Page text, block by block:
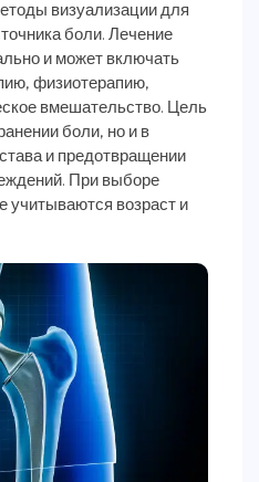
визуализации для
боли. Лечение
и может включать
физиотерапию,
вмешательство. Цель
боли, но и в
и предотвращении
При выборе
учитываются возраст и